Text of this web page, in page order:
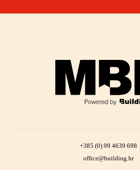
+385 (0) 99 4639 698
office@building.hr